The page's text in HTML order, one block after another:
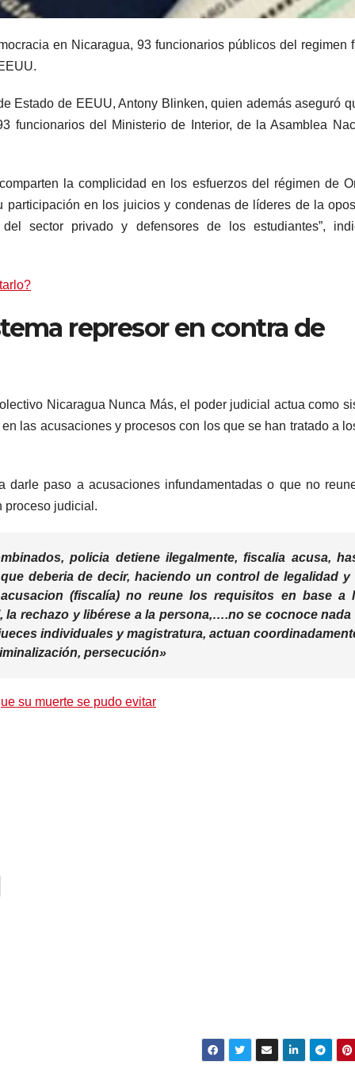
en Nicaragua, 93 funcionarios públicos del regimen
Estado de EEUU, Antony Blinken, quien además aseguró
funcionarios del Ministerio de Interior, de la Asamblea
la complicidad en los esfuerzos del régimen de
en los juicios y condenas de líderes de la
sector privado y defensores de los estudiantes”,
represor en contra de
Nicaragua Nunca Más, el poder judicial actua como
las acusaciones y procesos con los que se han tratado a
darle paso a acusaciones infundamentadas o que no
proceso judicial.
policia detiene ilegalmente, fiscalia acusa,
deberia de decir, haciendo un control de legalidad y
(fiscalía) no reune los requisitos en base a
rechazo y libérese a la persona,….no se cocnoce nada
individuales y magistratura, actuan
persecución»
su muerte se pudo evitar